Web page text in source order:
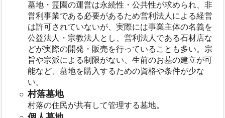
墓地・霊園の運営は永続性・公共性が求められ、非
営利事業である必要があるため営利法人による経営
は許可されていないが、実際には事業主体の名義を
公益法人・宗教法人とし、営利法人である石材店な
どが実際の開発・販売を行っていることも多い。宗
旨や宗派による制限がない、生前のお墓の建立が可
能など、墓地を購入するための資格や条件が少な
い。
村落墓地
村落の住民が共有して管理する墓地。